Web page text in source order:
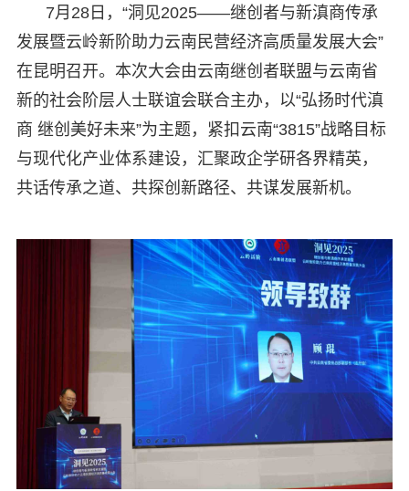
7月28日，“洞见2025——继创者与新滇商传承
发展暨云岭新阶助力云南民营经济高质量发展大会”
在昆明召开。本次大会由云南继创者联盟与云南省
新的社会阶层人士联谊会联合主办，以“弘扬时代滇
商 继创美好未来”为主题，紧扣云南“3815”战略目标
与现代化产业体系建设，汇聚政企学研各界精英，
共话传承之道、共探创新路径、共谋发展新机。